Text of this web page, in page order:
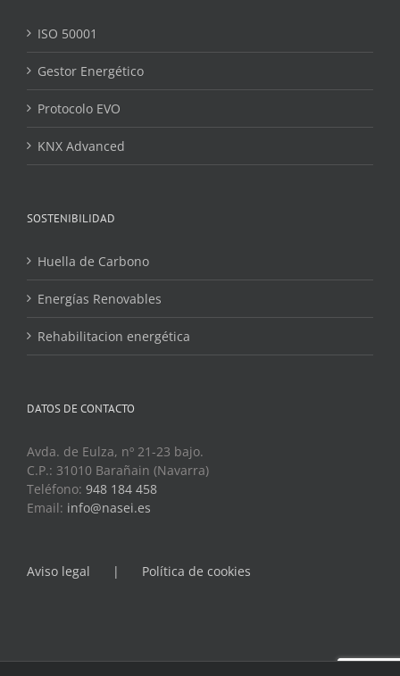
ISO 50001
Gestor Energético
Protocolo EVO
KNX Advanced
SOSTENIBILIDAD
Huella de Carbono
Energías Renovables
Rehabilitacion energética
DATOS DE CONTACTO
Avda. de Eulza, nº 21-23 bajo.
C.P.: 31010 Barañain (Navarra)
Teléfono: 948 184 458
Email: info@nasei.es
Aviso legal Política de cookies